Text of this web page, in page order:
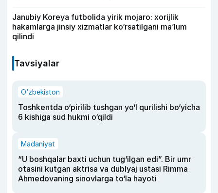
Janubiy Koreya futbolida yirik mojaro: xorijlik
hakamlarga jinsiy xizmatlar ko‘rsatilgani ma’lum
qilindi
Tavsiyalar
O‘zbekiston
Toshkentda o‘pirilib tushgan yo‘l qurilishi bo‘yicha
6 kishiga sud hukmi o‘qildi
Madaniyat
“U boshqalar baxti uchun tug‘ilgan edi”. Bir umr
otasini kutgan aktrisa va dublyaj ustasi Rimma
Ahmedovaning sinovlarga to‘la hayoti